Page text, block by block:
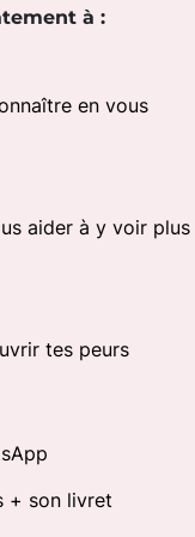
à :
en vous
aider à y voir plus
tes peurs
+ son livret